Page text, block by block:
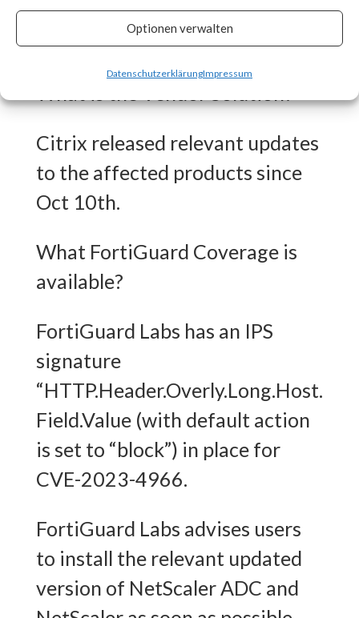
Optionen verwalten
DatenschutzerklärungImpressum
attempts to exploit the
vulnerability.
Citrix released relevant updates
to the affected products since
Oct 10th.
What FortiGuard Coverage is
available?
FortiGuard Labs has an IPS
signature
“HTTP.Header.Overly.Long.Host.
Field.Value (with default action
is set to “block”) in place for
CVE-2023-4966.
FortiGuard Labs advises users
to install the relevant updated
version of NetScaler ADC and